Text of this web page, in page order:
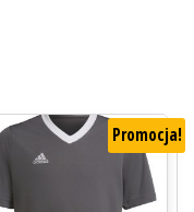
Promocja!